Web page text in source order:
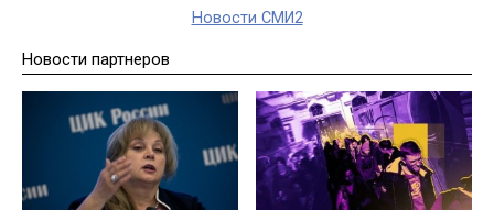
Новости СМИ2
Новости партнеров